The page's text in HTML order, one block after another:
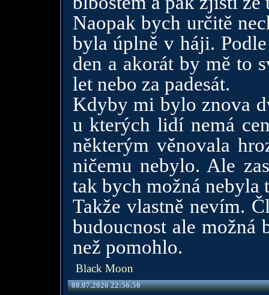
Naopak bych určitě
byla úplně v háji.
den a akorát by mě to
let nebo za padesát.
Kdyby mi bylo znova
u kterých lidí nemá
některým věnovala
ničemu nebylo. Ale
tak bych možná nebyla
Takže vlastně nevím.
budoucnost ale
než pomohlo.
Black Moon
08.07.2026 22:56:50